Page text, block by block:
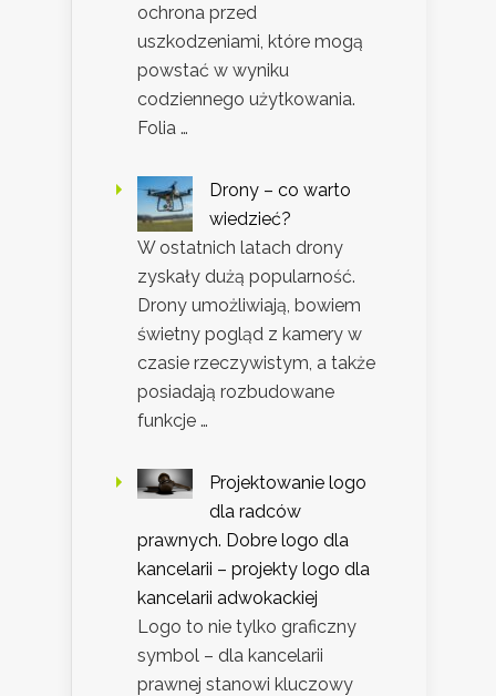
ochrona przed
uszkodzeniami, które mogą
powstać w wyniku
codziennego użytkowania.
Folia …
Drony – co warto
wiedzieć?
W ostatnich latach drony
zyskały dużą popularność.
Drony umożliwiają, bowiem
świetny pogląd z kamery w
czasie rzeczywistym, a także
posiadają rozbudowane
funkcje …
Projektowanie logo
dla radców
prawnych. Dobre logo dla
kancelarii – projekty logo dla
kancelarii adwokackiej
Logo to nie tylko graficzny
symbol – dla kancelarii
prawnej stanowi kluczowy